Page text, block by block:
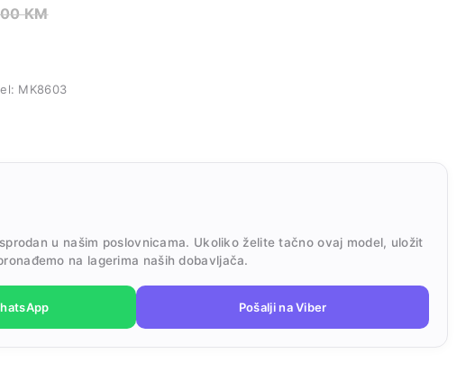
KM
MK8603
u našim poslovnicama. Ukoliko želite tačno ovaj model, uložit
na lagerima naših dobavljača.
Pošalji na Viber